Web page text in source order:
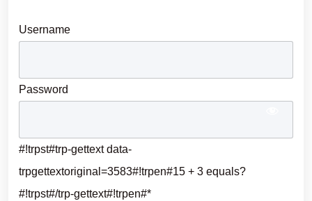
Username
Password
#!trpst#trp-gettext data-
trpgettextoriginal=3583#!trpen#15 + 3 equals?
#!trpst#/trp-gettext#!trpen#*